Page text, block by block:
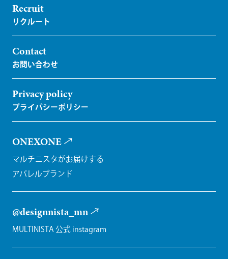
Recruit
Contact
Privacy policy
ONEXONE
マルチニスタがお届けする
アパレルブランド
@designnista_mn
MULTINISTA 公式 instagram